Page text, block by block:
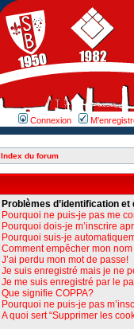
Connexion
Index du forum
Problèmes d’identification et
Pourquoi ne puis-je pas me
Pourquoi dois-je m’inscrire
Pourquoi suis-je
Comment empêcher mon
J’ai perdu mon mot de passe!
Je suis enregistré mais je ne
Je me suis enregistré par le
Que signifie COPPA?
Pourquoi ne puis-je pas
A quoi sert “Supprimer les